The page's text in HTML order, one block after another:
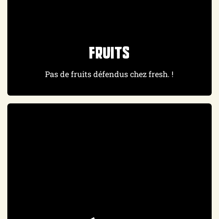
Fruits
Pas de fruits défendus chez fresh. !